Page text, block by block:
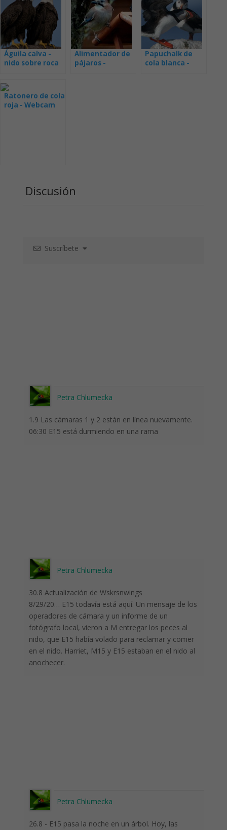
Águila calva -
nido sobre roca
Alimentador de
pájaros -
Papuchalk de
cola blanca -
Ratonero de cola
roja - Webcam
Discusión
Suscríbete
Petra Chlumecka
1.9 Las cámaras 1 y 2 están en línea nuevamente.
06:30 E15 está durmiendo en una rama
Petra Chlumecka
30.8 Actualización de Wskrsnwings
8/29/20… E15 todavía está aquí. Un mensaje de los
operadores de cámara y un informe de un
fotógrafo local, vieron a M entregar los peces al
nido, que E15 había volado para reclamar y comer
en el nido. Harriet, M15 y E15 estaban en el nido al
anochecer.
Petra Chlumecka
26.8 - E15 pasa la noche en un árbol. Hoy, las